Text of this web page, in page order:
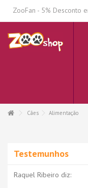
ZooFan - 5% Desconto
Cães Alimentação
Testemunhos
Raquel Ribeiro diz: